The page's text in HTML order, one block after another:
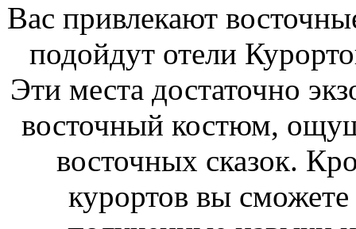
Вас привлекают
подойдут отели
Эти места достаточно
восточный костюм,
восточных сказок.
курортов вы